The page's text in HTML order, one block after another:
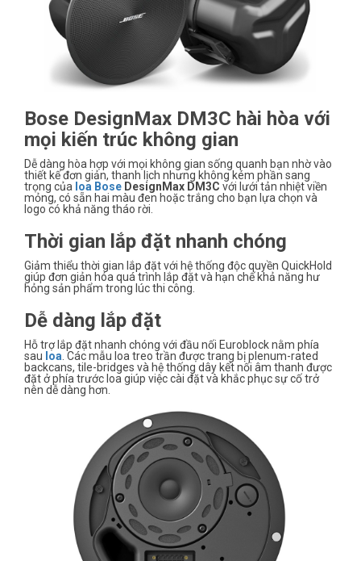
Bose DesignMax DM3C hài hòa với
mọi kiến trúc không gian
Dễ dàng hòa hợp với mọi không gian sống quanh bạn nhờ vào
thiết kế đơn giản, thanh lịch nhưng không kém phần sang
trọng của loa Bose DesignMax DM3C với lưới tản nhiệt viền
mỏng, có sẵn hai màu đen hoặc trắng cho bạn lựa chọn và
logo có khả năng tháo rời.
Thời gian lắp đặt nhanh chóng
Giảm thiểu thời gian lắp đặt với hệ thống độc quyền QuickHold
giúp đơn giản hóa quá trình lắp đặt và hạn chế khả năng hư
hỏng sản phẩm trong lúc thi công.
Dễ dàng lắp đặt
Hỗ trợ lắp đặt nhanh chóng với đầu nối Euroblock nằm phía
sau loa . Các mẫu loa treo trần được trang bị plenum-rated
backcans, tile-bridges và hệ thống dây kết nối âm thanh được
đặt ở phía trước loa giúp việc cài đặt và khắc phục sự cố trở
nên dễ dàng hơn.